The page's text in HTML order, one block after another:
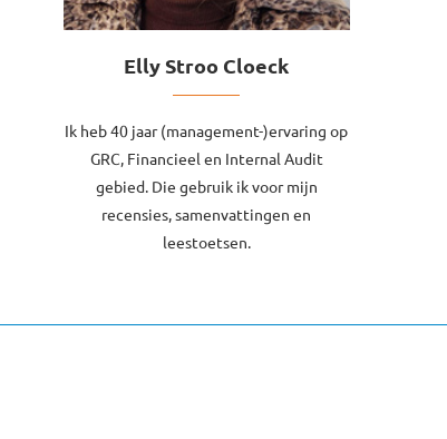
Elly Stroo Cloeck
Ik heb 40 jaar (management-)ervaring op
GRC, Financieel en Internal Audit
gebied. Die gebruik ik voor mijn
recensies, samenvattingen en
leestoetsen.